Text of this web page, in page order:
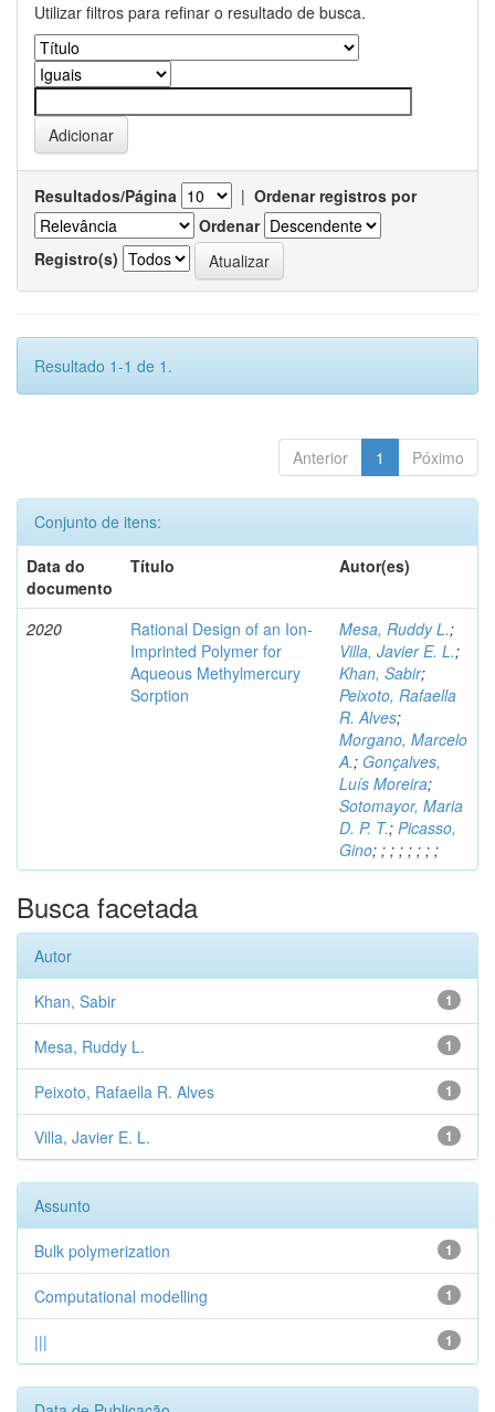
Utilizar filtros para refinar o resultado de busca.
Resultados/Página | Ordenar registros por
Ordenar
Registro(s)
Resultado 1-1 de 1.
Anterior 1 Póximo
Conjunto de itens:
Data do
documento
Título Autor(es)
2020
Rational Design of an Ion-
Imprinted Polymer for
Aqueous Methylmercury
Sorption
Mesa, Ruddy L.;
Villa, Javier E. L.;
Khan, Sabir;
Peixoto, Rafaella
R. Alves;
Morgano, Marcelo
A.; Gonçalves,
Luís Moreira;
Sotomayor, Maria
D. P. T.; Picasso,
Gino; ; ; ; ; ; ; ;
Busca facetada
Autor
1
Khan, Sabir
1
Mesa, Ruddy L.
1
Peixoto, Rafaella R. Alves
1
Villa, Javier E. L.
Assunto
1
Bulk polymerization
1
Computational modelling
1
|||